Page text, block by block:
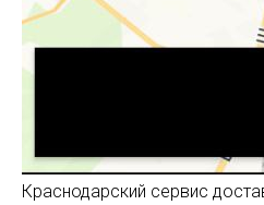
Краснодарский сервис